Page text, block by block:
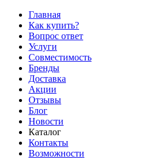
Главная
Как купить?
Вопрос ответ
Услуги
Совместимость
Бренды
Доставка
Акции
Отзывы
Блог
Новости
Каталог
Контакты
Возможности